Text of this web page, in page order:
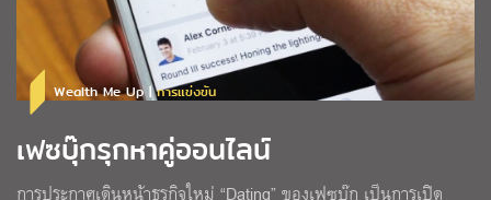
Wealth Me Up |การแข่งขัน
เฟซบุ๊กรุกหาคู่ออนไลน์
การประกาศเดินหน้าธุรกิจใหม่ “Dating” ของเฟซบุ๊ก เป็นการเปิด